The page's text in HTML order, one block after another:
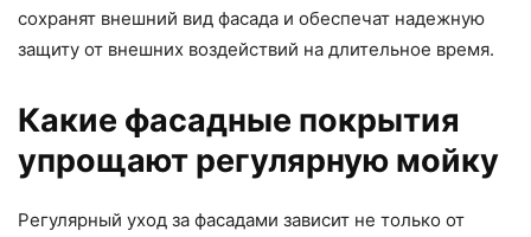
сохранят внешний вид фасада и обеспечат надежную
защиту от внешних воздействий на длительное время.
Какие фасадные покрытия
упрощают регулярную мойку
Регулярный уход за фасадами зависит не только от